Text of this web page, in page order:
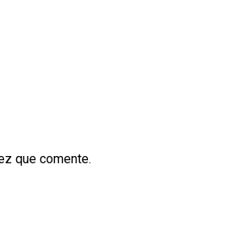
que comente.